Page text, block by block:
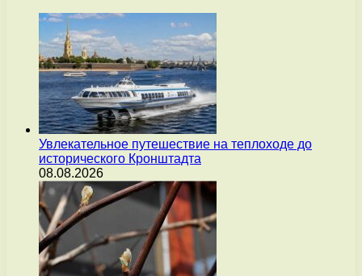
Увлекательное путешествие на теплоходе до
исторического Кронштадта
08.08.2026